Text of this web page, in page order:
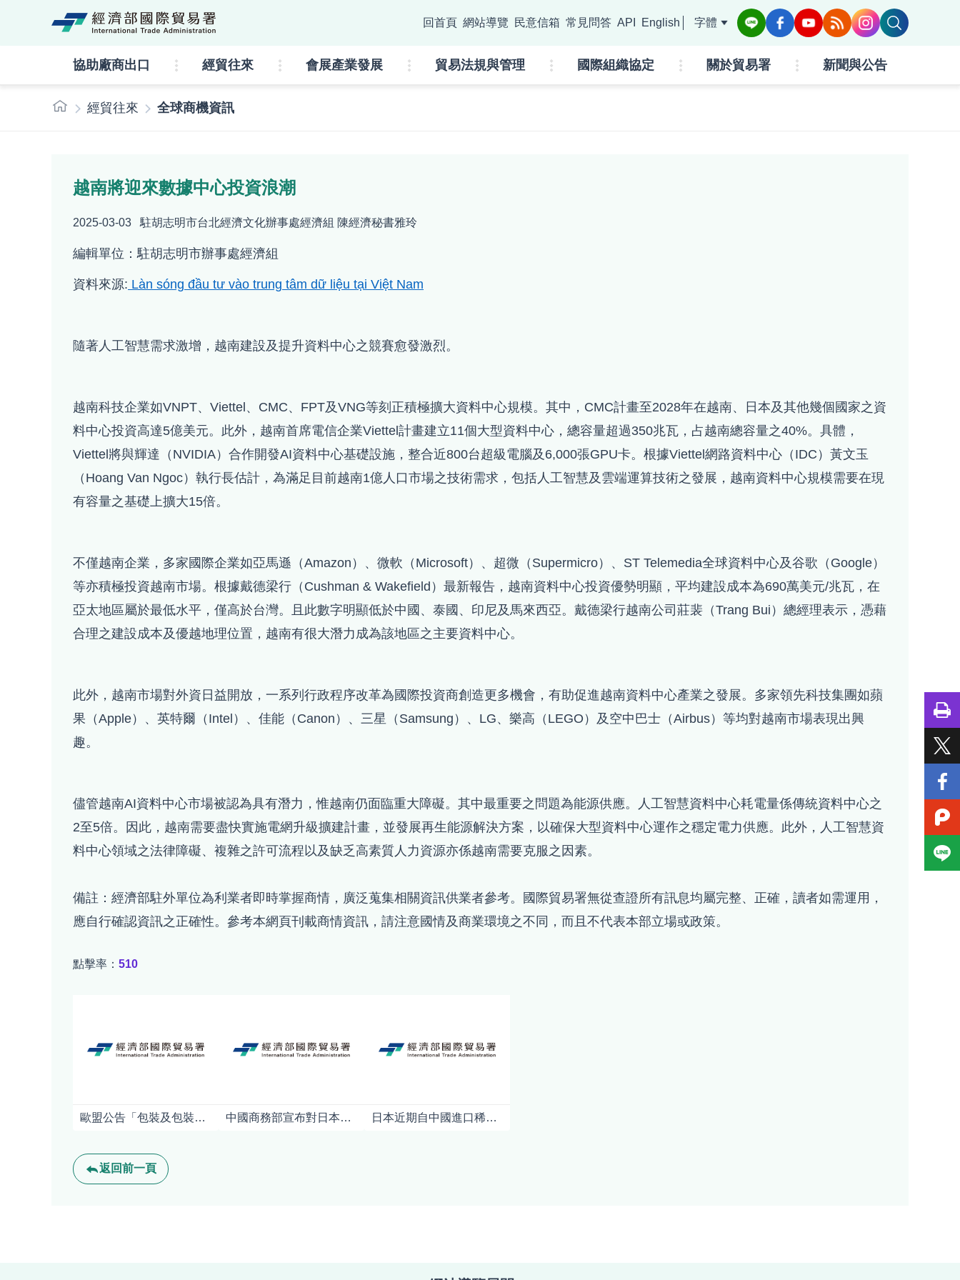
:::
回首頁 網站導覽 民意信箱 常見問答 API English 字體
協助廠商出口 經貿往來 會展產業發展 貿易法規與管理 國際組織協定 關於貿易署 新聞與公告
::: 經貿往來 全球商機資訊
越南將迎來數據中心投資浪潮
2025-03-03 駐胡志明市台北經濟文化辦事處經濟組 陳經濟秘書雅玲
編輯單位：駐胡志明市辦事處經濟組
資料來源: Làn sóng đầu tư vào trung tâm dữ liệu tại Việt Nam
隨著人工智慧需求激增，越南建設及提升資料中心之競賽愈發激烈。
越南科技企業如VNPT、Viettel、CMC、FPT及VNG等刻正積極擴大資料中心規模。其中，CMC計畫至2028年在越南、日本及其他幾個國家之資
料中心投資高達5億美元。此外，越南首席電信企業Viettel計畫建立11個大型資料中心，總容量超過350兆瓦，占越南總容量之40%。具體，
Viettel將與輝達（NVIDIA）合作開發AI資料中心基礎設施，整合近800台超級電腦及6,000張GPU卡。根據Viettel網路資料中心（IDC）黃文玉
（Hoang Van Ngoc）執行長估計，為滿足目前越南1億人口市場之技術需求，包括人工智慧及雲端運算技術之發展，越南資料中心規模需要在現
有容量之基礎上擴大15倍。
不僅越南企業，多家國際企業如亞馬遜（Amazon）、微軟（Microsoft）、超微（Supermicro）、ST Telemedia全球資料中心及谷歌（Google）
等亦積極投資越南市場。根據戴德梁行（Cushman & Wakefield）最新報告，越南資料中心投資優勢明顯，平均建設成本為690萬美元/兆瓦，在
亞太地區屬於最低水平，僅高於台灣。且此數字明顯低於中國、泰國、印尼及馬來西亞。戴德梁行越南公司莊裴（Trang Bui）總經理表示，憑藉
合理之建設成本及優越地理位置，越南有很大潛力成為該地區之主要資料中心。
此外，越南市場對外資日益開放，一系列行政程序改革為國際投資商創造更多機會，有助促進越南資料中心產業之發展。多家領先科技集團如蘋
果（Apple）、英特爾（Intel）、佳能（Canon）、三星（Samsung）、LG、樂高（LEGO）及空中巴士（Airbus）等均對越南市場表現出興
趣。
儘管越南AI資料中心市場被認為具有潛力，惟越南仍面臨重大障礙。其中最重要之問題為能源供應。人工智慧資料中心耗電量係傳統資料中心之
2至5倍。因此，越南需要盡快實施電網升級擴建計畫，並發展再生能源解決方案，以確保大型資料中心運作之穩定電力供應。此外，人工智慧資
料中心領域之法律障礙、複雜之許可流程以及缺乏高素質人力資源亦係越南需要克服之因素。
備註：經濟部駐外單位為利業者即時掌握商情，廣泛蒐集相關資訊供業者參考。國際貿易署無從查證所有訊息均屬完整、正確，讀者如需運用，
應自行確認資訊之正確性。參考本網頁刊載商情資訊，請注意國情及商業環境之不同，而且不代表本部立場或政策。
點擊率： 510
歐盟公告「包裝及包裝廢棄物規章」(PPWR)之指引及常見問答 中國商務部宣布對日本強化軍商兩用貨品出口管制對日本產業影響之初步分析 日本近期自中國進口稀土銳減逾八成，導致產業界加速與澳印合作開拓替代供應鏈
返回前一頁